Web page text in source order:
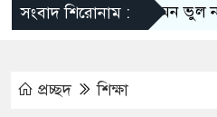
সংবাদ শিরোনাম :এমন ভুল না
প্রচ্ছদ শিক্ষা